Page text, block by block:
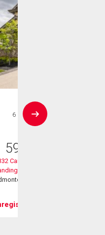
Maison
6 CAC , 6
SDB
599 999
Cameron Heights
Landing Nw
AB